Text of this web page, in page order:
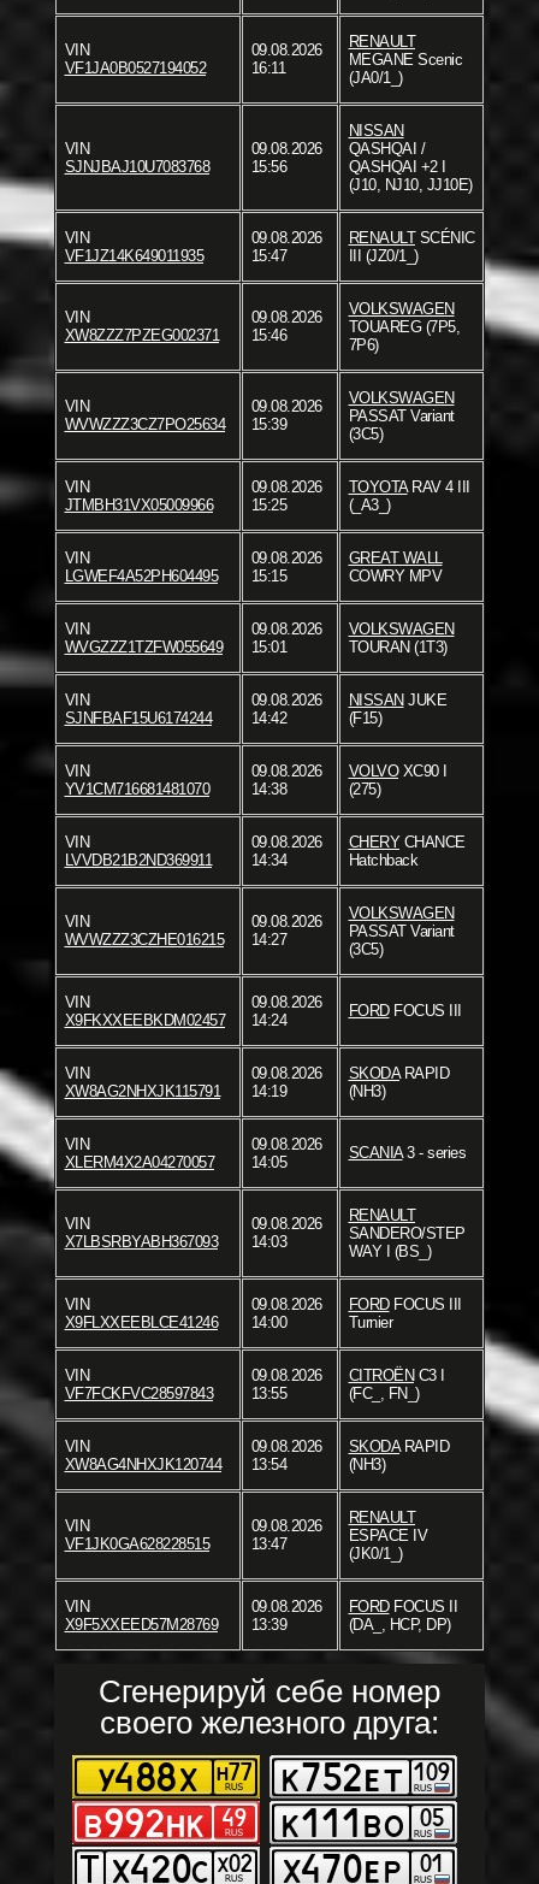
VIN
VF1JA0B0527194052
09.08.2026
16:11
RENAULT
MEGANE Scenic
(JA0/1_)
VIN
SJNJBAJ10U7083768
09.08.2026
15:56
NISSAN
QASHQAI /
QASHQAI +2 I
(J10, NJ10, JJ10E)
VIN
VF1JZ14K649011935
09.08.2026
15:47
RENAULTSCÉNIC
III (JZ0/1_)
VIN
XW8ZZZ7PZEG002371
09.08.2026
15:46
VOLKSWAGEN
TOUAREG (7P5,
7P6)
VIN
WVWZZZ3CZ7PO25634
09.08.2026
15:39
VOLKSWAGEN
PASSAT Variant
(3C5)
VIN
JTMBH31VX05009966
09.08.2026
15:25
TOYOTARAV 4 III
(_A3_)
VIN
LGWEF4A52PH604495
09.08.2026
15:15
GREAT WALL
COWRY MPV
VIN
WVGZZZ1TZFW055649
09.08.2026
15:01
VOLKSWAGEN
TOURAN (1T3)
VIN
SJNFBAF15U6174244
09.08.2026
14:42
NISSAN JUKE
(F15)
VIN
YV1CM716681481070
09.08.2026
14:38
VOLVOXC90 I
(275)
VIN
LVVDB21B2ND369911
09.08.2026
14:34
CHERYCHANCE
Hatchback
VIN
WVWZZZ3CZHE016215
09.08.2026
14:27
VOLKSWAGEN
PASSAT Variant
(3C5)
VIN
X9FKXXEEBKDM02457
09.08.2026
14:24
FORDFOCUS III
VIN
XW8AG2NHXJK115791
09.08.2026
14:19
SKODARAPID
(NH3)
VIN
XLERM4X2A04270057
09.08.2026
14:05
SCANIA3 - series
VIN
X7LBSRBYABH367093
09.08.2026
14:03
RENAULT
SANDERO/STEP
WAY I (BS_)
VIN
X9FLXXEEBLCE41246
09.08.2026
14:00
FORDFOCUS III
Turnier
VIN
VF7FCKFVC28597843
09.08.2026
13:55
CITROËN C3 I
(FC_, FN_)
VIN
XW8AG4NHXJK120744
09.08.2026
13:54
SKODARAPID
(NH3)
VIN
VF1JK0GA628228515
09.08.2026
13:47
RENAULT
ESPACE IV
(JK0/1_)
VIN
X9F5XXEED57M28769
09.08.2026
13:39
FORDFOCUS II
(DA_, HCP, DP)
Сгенерируй себе номер
своего железного друга: